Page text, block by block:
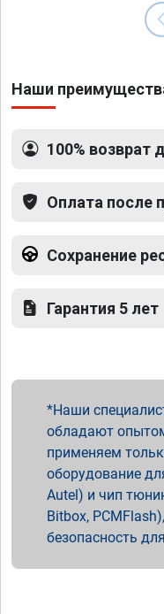
Наши
100% возврат
Оплата после
Сохранение
Гарантия 5 лет
Наши
обладают
применяем
оборудование
Autel) и чип
Bitbox,
безопасность